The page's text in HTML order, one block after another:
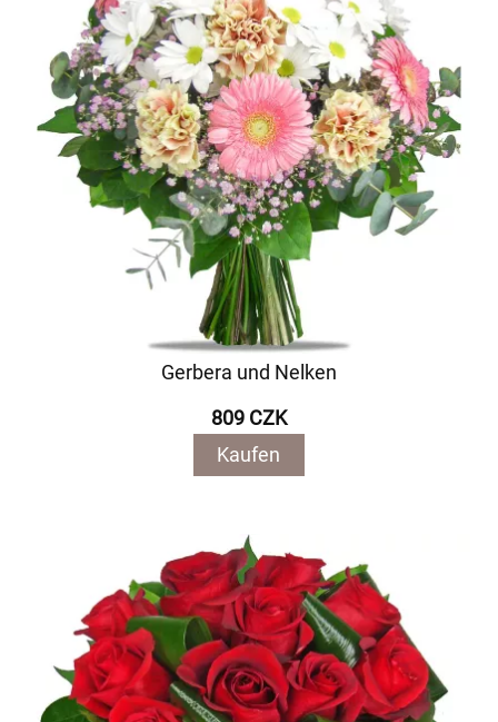
Gerbera und Nelken
809 CZK
Kaufen